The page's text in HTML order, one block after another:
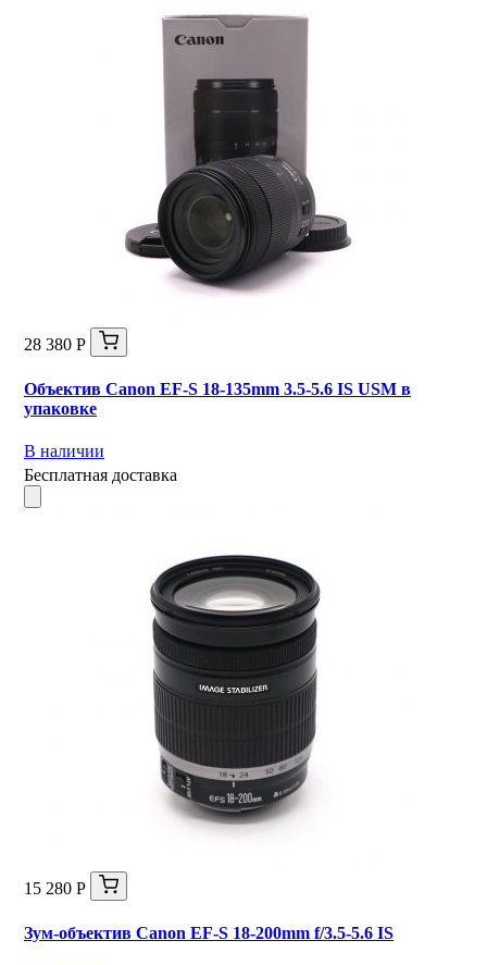
28 380 Р
Объектив Canon EF-S 18-135mm 3.5-5.6 IS USM в
упаковке
В наличии
Бесплатная доставка
15 280 Р
Зум-объектив Canon EF-S 18-200mm f/3.5-5.6 IS